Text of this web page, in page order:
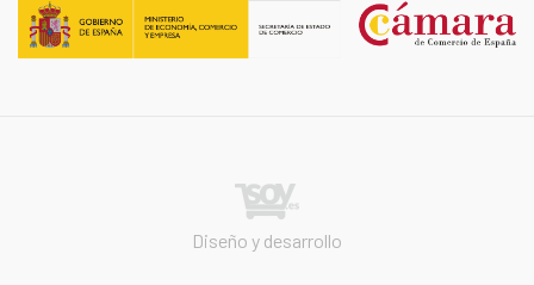
Diseño y desarrollo